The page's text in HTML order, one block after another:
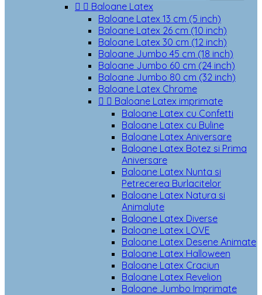
  Baloane Latex
Baloane Latex 13 cm (5 inch)
Baloane Latex 26 cm (10 inch)
Baloane Latex 30 cm (12 inch)
Baloane Jumbo 45 cm (18 inch)
Baloane Jumbo 60 cm (24 inch)
Baloane Jumbo 80 cm (32 inch)
Baloane Latex Chrome
  Baloane Latex imprimate
Baloane Latex cu Confetti
Baloane Latex cu Buline
Baloane Latex Aniversare
Baloane Latex Botez si Prima
Aniversare
Baloane Latex Nunta si
Petrecerea Burlacitelor
Baloane Latex Natura si
Animalute
Baloane Latex Diverse
Baloane Latex LOVE
Baloane Latex Desene Animate
Baloane Latex Halloween
Baloane Latex Craciun
Baloane Latex Revelion
Baloane Jumbo Imprimate